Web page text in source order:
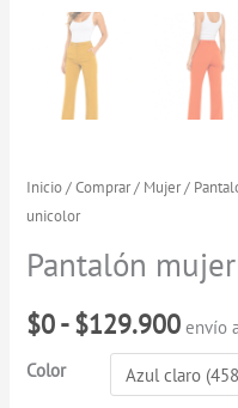
Inicio/Comprar/ Mujer/
unicolor
Pantalón
$0- $129.900
$0
envío
Color
Pantalón
mujer
unicolor
cantidad